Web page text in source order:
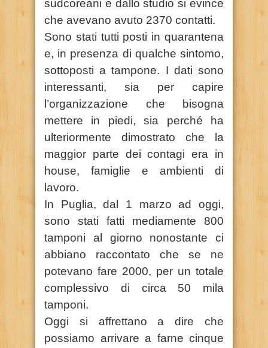
sudcoreani e dallo studio si evince
che avevano avuto 2370 contatti.
Sono stati tutti posti in quarantena
e, in presenza di qualche sintomo,
sottoposti a tampone. I dati sono
interessanti, sia per capire
l’organizzazione che bisogna
mettere in piedi, sia perché ha
ulteriormente dimostrato che la
maggior parte dei contagi era in
house, famiglie e ambienti di
lavoro.
In Puglia, dal 1 marzo ad oggi,
sono stati fatti mediamente 800
tamponi al giorno nonostante ci
abbiano raccontato che se ne
potevano fare 2000, per un totale
complessivo di circa 50 mila
tamponi.
Oggi si affrettano a dire che
possiamo arrivare a farne cinque